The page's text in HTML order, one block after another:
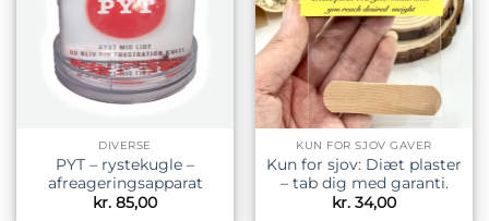
DIVERSE
PYT – rystekugle –
afreageringsapparat
kr. 85,00
KUN FOR SJOV GAVER
Kun for sjov: Diæt plaster
– tab dig med garanti.
kr. 34,00